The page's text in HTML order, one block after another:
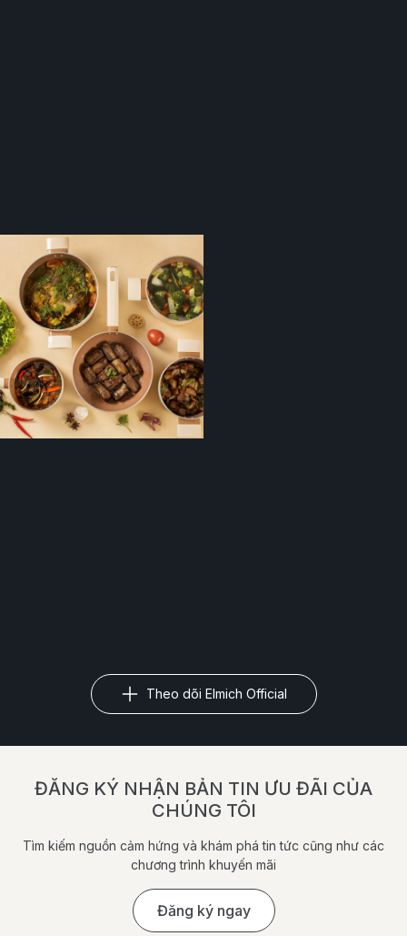
Theo dõi Elmich Official
ĐĂNG KÝ NHẬN BẢN TIN ƯU ĐÃI CỦA
CHÚNG TÔI
Tìm kiếm nguồn cảm hứng và khám phá tin tức cũng như các
chương trình khuyến mãi
Đăng ký ngay